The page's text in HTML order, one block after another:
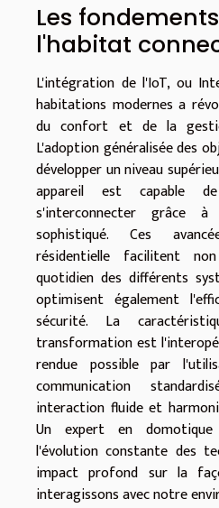
Les
l'habitat
L'intégration de l'IoT, ou
habitations modernes a
du confort et de la
L'adoption généralisée des
développer un niveau
appareil est capable
s'interconnecter grâce
sophistiqué. Ces
résidentielle facilitent
quotidien des différents
optimisent également
sécurité. La
transformation est
rendue possible par
communication
interaction fluide et
Un expert en
l'évolution constante des
impact profond sur la
interagissons avec notre